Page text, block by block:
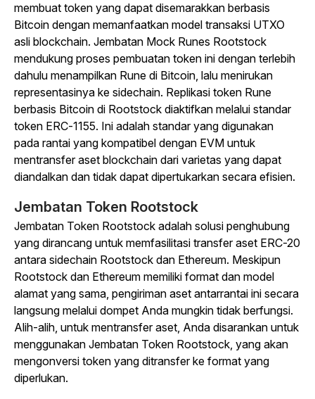
membuat token yang dapat disemarakkan berbasis
Bitcoin dengan memanfaatkan model transaksi UTXO
asli blockchain. Jembatan Mock Runes Rootstock
mendukung proses pembuatan token ini dengan terlebih
dahulu menampilkan Rune di Bitcoin, lalu menirukan
representasinya ke sidechain. Replikasi token Rune
berbasis Bitcoin di Rootstock diaktifkan melalui standar
token ERC-1155. Ini adalah standar yang digunakan
pada rantai yang kompatibel dengan EVM untuk
mentransfer aset blockchain dari varietas yang dapat
diandalkan dan tidak dapat dipertukarkan secara efisien.
Jembatan Token Rootstock
Jembatan Token Rootstock adalah solusi penghubung
yang dirancang untuk memfasilitasi transfer aset ERC-20
antara sidechain Rootstock dan Ethereum. Meskipun
Rootstock dan Ethereum memiliki format dan model
alamat yang sama, pengiriman aset antarrantai ini secara
langsung melalui dompet Anda mungkin tidak berfungsi.
Alih-alih, untuk mentransfer aset, Anda disarankan untuk
menggunakan Jembatan Token Rootstock, yang akan
mengonversi token yang ditransfer ke format yang
diperlukan.